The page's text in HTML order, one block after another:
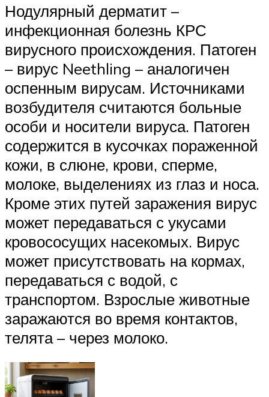
Нодулярный дерматит –
инфекционная болезнь КРС
вирусного происхождения. Патоген
– вирус Neethling – аналогичен
оспенным вирусам. Источниками
возбудителя считаются больные
особи и носители вируса. Патоген
содержится в кусочках пораженной
кожи, в слюне, крови, сперме,
молоке, выделениях из глаз и носа.
Кроме этих путей заражения вирус
может передаваться с укусами
кровососущих насекомых. Вирус
может присутствовать на кормах,
передаваться с водой, с
транспортом. Взрослые животные
заражаются во время контактов,
телята – через молоко.